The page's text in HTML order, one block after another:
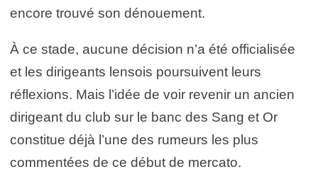
encore trouvé son dénouement.
À ce stade, aucune décision n’a été officialisée
et les dirigeants lensois poursuivent leurs
réflexions. Mais l’idée de voir revenir un ancien
dirigeant du club sur le banc des Sang et Or
constitue déjà l’une des rumeurs les plus
commentées de ce début de mercato.